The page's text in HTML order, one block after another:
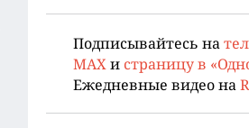
Подписывайтесь на
MAX и страницу в
Ежедневные видео на